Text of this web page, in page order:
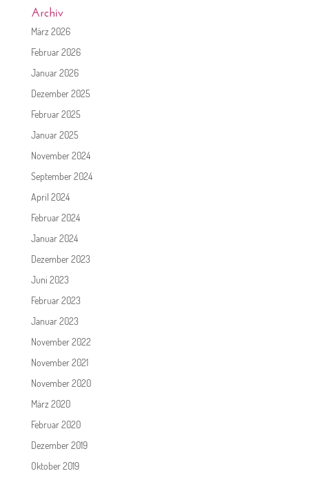
Archiv
März 2026
Februar 2026
Januar 2026
Dezember 2025
Februar 2025
Januar 2025
November 2024
September 2024
April 2024
Februar 2024
Januar 2024
Dezember 2023
Juni 2023
Februar 2023
Januar 2023
November 2022
November 2021
November 2020
März 2020
Februar 2020
Dezember 2019
Oktober 2019